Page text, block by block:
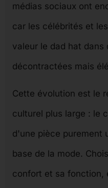
médias sociaux ont
car les célébrités et
valeur le dad hat dans
décontractées mais
Cette évolution est le
culturel plus large : le
d'une pièce purement
base de la mode.
confort et sa fonction,